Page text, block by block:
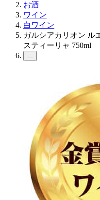
お酒
ワイン
白ワイン
ガルシアカリオン ル
スティーリャ 750ml
...